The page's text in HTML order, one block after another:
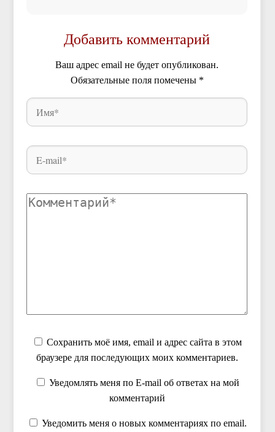
Добавить комментарий
Ваш адрес email не будет опубликован.
Обязательные поля помечены *
Сохранить моё имя, email и адрес сайта в этом
браузере для последующих моих комментариев.
Уведомлять меня по E-mail об ответах на мой
комментарий
Уведомить меня о новых комментариях по email.